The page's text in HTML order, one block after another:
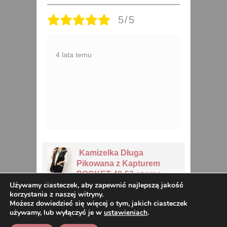
5/5
3 lata temu
Bawełniany T-shirt
MYSZKA 2XL-4XL szary
Używamy ciasteczek, aby zapewnić najlepszą jakość
korzystania z naszej witryny.
Możesz dowiedzieć się więcej o tym, jakich ciasteczek
używamy, lub wyłączyć je w ustawieniach.